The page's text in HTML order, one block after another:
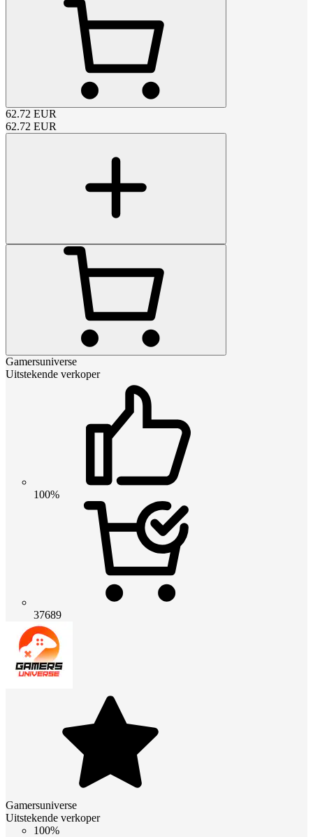
62.72 EUR
62.72 EUR
Gamersuniverse
Uitstekende verkoper
100%
37689
Gamersuniverse
Uitstekende verkoper
100%